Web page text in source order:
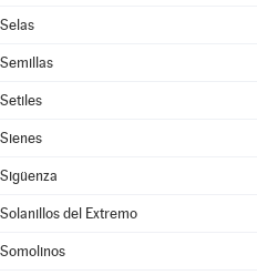
Selas
Semillas
Setiles
Sienes
Sigüenza
Solanillos del Extremo
Somolinos